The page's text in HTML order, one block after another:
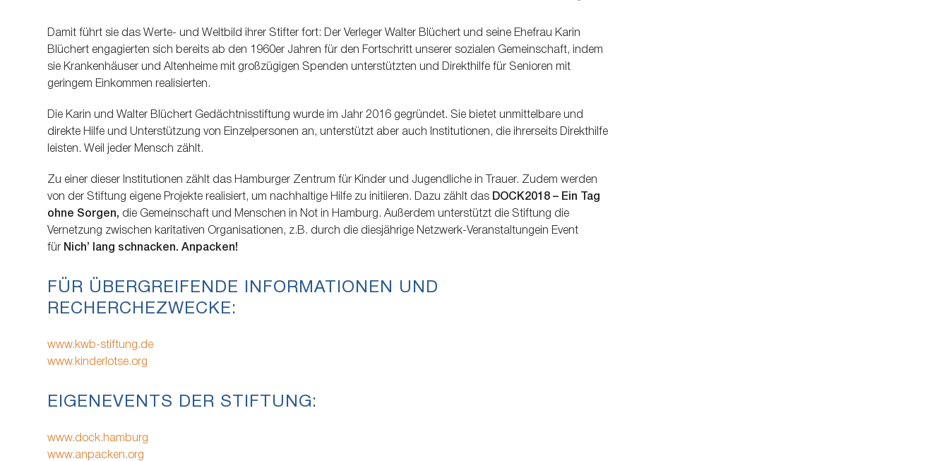
Damit führt sie das Werte- und Weltbild ihrer Stifter fort: Der Verleger Walter Blüchert und seine Ehefrau Karin
Blüchert engagierten sich bereits ab den 1960er Jahren für den Fortschritt unserer sozialen Gemeinschaft, indem
sie Krankenhäuser und Altenheime mit großzügigen Spenden unterstützten und Direkthilfe für Senioren mit
geringem Einkommen realisierten.
Die Karin und Walter Blüchert Gedächtnisstiftung wurde im Jahr 2016 gegründet. Sie bietet unmittelbare und
direkte Hilfe und Unterstützung von Einzelpersonen an, unterstützt aber auch Institutionen, die ihrerseits Direkthilfe
leisten. Weil jeder Mensch zählt.
Zu einer dieser Institutionen zählt das Hamburger Zentrum für Kinder und Jugendliche in Trauer. Zudem werden
von der Stiftung eigene Projekte realisiert, um nachhaltige Hilfe zu initiieren. Dazu zählt das DOCK2018 – Ein Tag
ohne Sorgen, die Gemeinschaft und Menschen in Not in Hamburg. Außerdem unterstützt die Stiftung die
Vernetzung zwischen karitativen Organisationen, z.B. durch die diesjährige Netzwerk-Veranstaltungein Event
für Nichʼ lang schnacken. Anpacken!
FÜR ÜBERGREIFENDE INFORMATIONEN UND
RECHERCHEZWECKE:
www.kwb-stiftung.de
www.kinderlotse.org
EIGENEVENTS DER STIFTUNG:
www.dock.hamburg
www.anpacken.org